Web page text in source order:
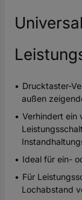
Drucktaster-
außen
Verhindert ein
Ideal für ein-
Für
Lochabstand